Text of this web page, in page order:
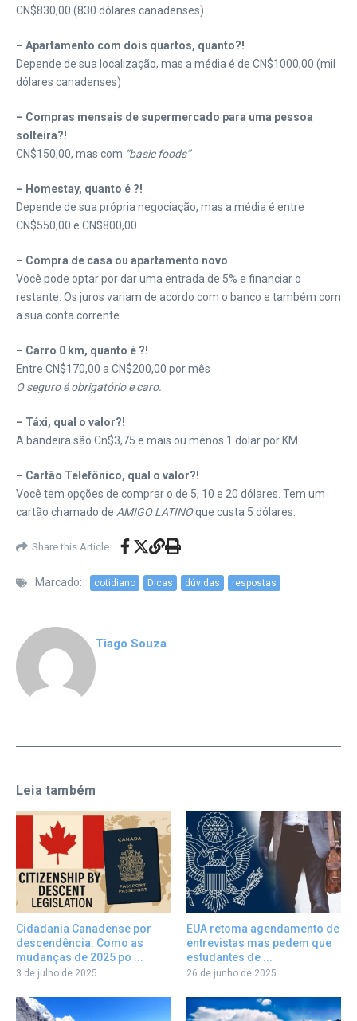
CN$830,00 (830 dólares canadenses)
– Apartamento com dois quartos, quanto?!
Depende de sua localização, mas a média é de CN$1000,00 (mil
dólares canadenses)
– Compras mensais de supermercado para uma pessoa
solteira?!
CN$150,00, mas com “basic foods”
– Homestay, quanto é ?!
Depende de sua própria negociação, mas a média é entre
CN$550,00 e CN$800,00.
– Compra de casa ou apartamento novo
Você pode optar por dar uma entrada de 5% e financiar o
restante. Os juros variam de acordo com o banco e também com
a sua conta corrente.
– Carro 0 km, quanto é ?!
Entre CN$170,00 a CN$200,00 por mês
O seguro é obrigatório e caro.
– Táxi, qual o valor?!
A bandeira são Cn$3,75 e mais ou menos 1 dolar por KM.
– Cartão Telefônico, qual o valor?!
Você tem opções de comprar o de 5, 10 e 20 dólares. Tem um
cartão chamado de AMIGO LATINOque custa 5 dólares.
Share this Article
Marcado: cotidiano Dicas dúvidas respostas
Tiago Souza
Leia também
Cidadania Canadense por
descendência: Como as
mudanças de 2025 po ...
3 de julho de 2025
EUA retoma agendamento de
entrevistas mas pedem que
estudantes de ...
26 de junho de 2025